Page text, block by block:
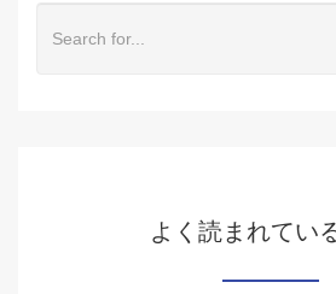
よく読まれてい